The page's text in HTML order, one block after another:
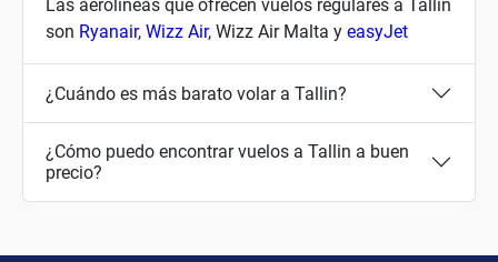
Las aerolíneas que ofrecen vuelos regulares a Tallin
son Ryanair, Wizz Air, Wizz Air Malta y easyJet
¿Cuándo es más barato volar a Tallin?
¿Cómo puedo encontrar vuelos a Tallin a buen
precio?